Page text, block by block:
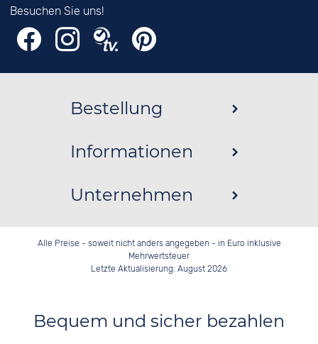
Besuchen Sie uns!
Bestellung
Informationen
Unternehmen
Alle Preise - soweit nicht anders angegeben - in Euro inklusive
Mehrwertsteuer
Letzte Aktualisierung: August 2026
Bequem und sicher bezahlen